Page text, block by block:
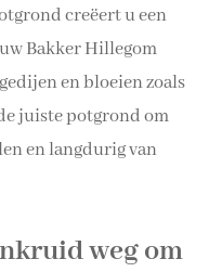
creëert u een
Bakker Hillegom
en bloeien zoals
juiste potgrond om
en langdurig van
weg om